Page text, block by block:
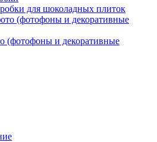
для шоколадных плиток
(фотофоны и декоративные